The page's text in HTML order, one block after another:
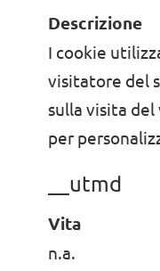
Descrizione
I cookie
visitatore del
sulla visita
per
__utmd
Vita
n.a.